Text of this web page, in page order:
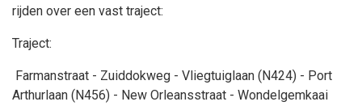
rijden over een vast traject:
Traject:
Farmanstraat - Zuiddokweg - Vliegtuiglaan (N424) - Port
Arthurlaan (N456) - New Orleansstraat - Wondelgemkaai